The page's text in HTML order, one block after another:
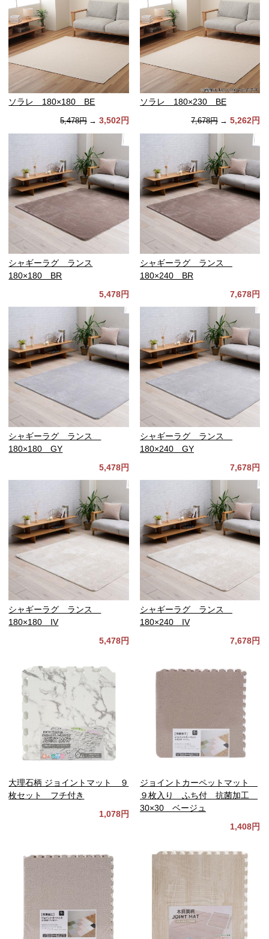
ソラレ 180×180 BE
5,478円 → 3,502円
ソラレ 180×230 BE
7,678円 → 5,262円
シャギーラグ ランス
180×180 BR
5,478円
シャギーラグ ランス
180×240 BR
7,678円
シャギーラグ ランス
180×180 GY
5,478円
シャギーラグ ランス
180×240 GY
7,678円
シャギーラグ ランス
180×180 IV
5,478円
シャギーラグ ランス
180×240 IV
7,678円
大理石柄 ジョイントマット ９
枚セット フチ付き
1,078円
ジョイントカーペットマット
９枚入り ふち付 抗菌加工
30×30 ベージュ
1,408円